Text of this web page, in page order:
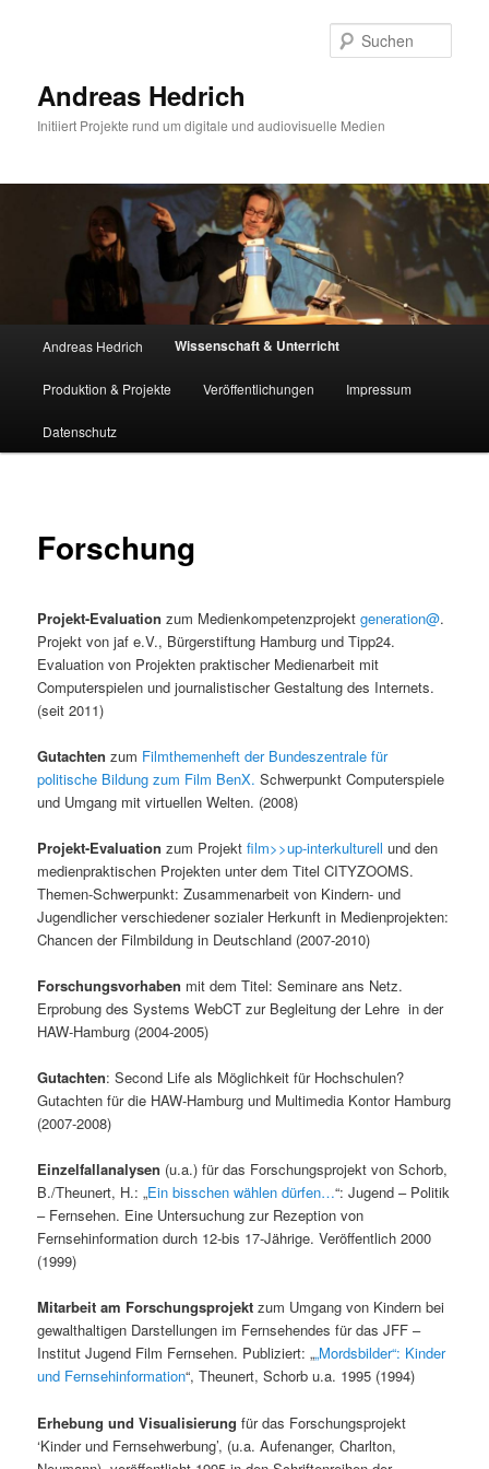
Andreas Hedrich
Initiiert Projekte rund um digitale und audiovisuelle Medien
Andreas Hedrich Wissenschaft & Unterricht
Produktion & Projekte Veröffentlichungen Impressum
Datenschutz
Forschung
Projekt-Evaluation zum Medienkompetenzprojekt generation@.
Projekt von jaf e.V., Bürgerstiftung Hamburg und Tipp24.
Evaluation von Projekten praktischer Medienarbeit mit
Computerspielen und journalistischer Gestaltung des Internets.
(seit 2011)
Gutachten zum Filmthemenheft der Bundeszentrale für
politische Bildung zum Film BenX. Schwerpunkt Computerspiele
und Umgang mit virtuellen Welten. (2008)
Projekt-Evaluation zum Projekt film>>up-interkulturell und den
medienpraktischen Projekten unter dem Titel CITYZOOMS.
Themen-Schwerpunkt: Zusammenarbeit von Kindern- und
Jugendlicher verschiedener sozialer Herkunft in Medienprojekten:
Chancen der Filmbildung in Deutschland (2007-2010)
Forschungsvorhaben mit dem Titel: Seminare ans Netz.
Erprobung des Systems WebCT zur Begleitung der Lehre in der
HAW-Hamburg (2004-2005)
Gutachten: Second Life als Möglichkeit für Hochschulen?
Gutachten für die HAW-Hamburg und Multimedia Kontor Hamburg
(2007-2008)
Einzelfallanalysen (u.a.) für das Forschungsprojekt von Schorb,
B./Theunert, H.: „Ein bisschen wählen dürfen…“: Jugend – Politik
– Fernsehen. Eine Untersuchung zur Rezeption von
Fernsehinformation durch 12-bis 17-Jährige. Veröffentlich 2000
(1999)
Mitarbeit am Forschungsprojekt zum Umgang von Kindern bei
gewalthaltigen Darstellungen im Fernsehendes für das JFF –
Institut Jugend Film Fernsehen. Publiziert: „„Mordsbilder“: Kinder
und Fernsehinformation“, Theunert, Schorb u.a. 1995 (1994)
Erhebung und Visualisierung für das Forschungsprojekt
‘Kinder und Fernsehwerbung’, (u.a. Aufenanger, Charlton,